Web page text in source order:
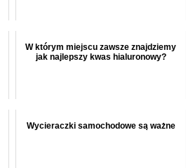
W którym miejscu zawsze znajdziemy
jak najlepszy kwas hialuronowy?
Wycieraczki samochodowe są ważne